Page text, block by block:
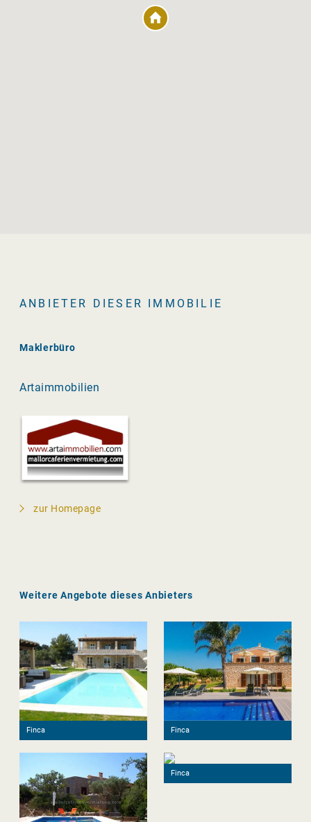
ANBIETER DIESER IMMOBILIE
Maklerbüro
Artaimmobilien
zur Homepage
Weitere Angebote dieses Anbieters
Finca Finca
Finca